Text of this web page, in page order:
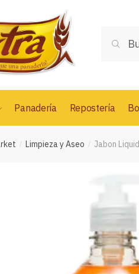
por:
Panadería Repostería
/ Limpieza y Aseo / Jabon